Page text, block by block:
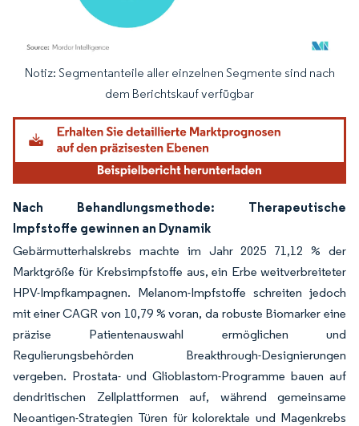
Bild © Mordor Intelligence. Wiederverwendung erfordert Namensnennung
Notiz: Segmentanteile aller einzelnen Segmente sind nach
dem Berichtskauf verfügbar
Nach Behandlungsmethode: Therapeutische
Impfstoffe gewinnen an Dynamik
Gebärmutterhalskrebs machte im Jahr 2025 71,12 % der
Marktgröße für Krebsimpfstoffe aus, ein Erbe weitverbreiteter
HPV-Impfkampagnen. Melanom-Impfstoffe schreiten jedoch
mit einer CAGR von 10,79 % voran, da robuste Biomarker eine
präzise Patientenauswahl ermöglichen und
Regulierungsbehörden Breakthrough-Designierungen
vergeben. Prostata- und Glioblastom-Programme bauen auf
dendritischen Zellplattformen auf, während gemeinsame
Neoantigen-Strategien Türen für kolorektale und Magenkrebs